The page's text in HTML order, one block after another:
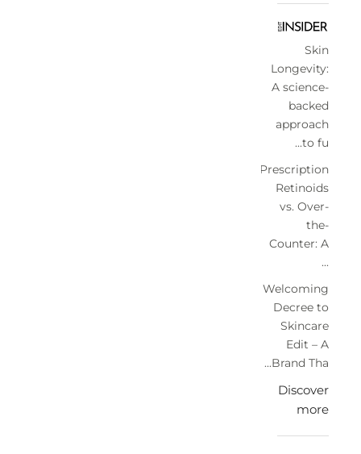
Skin
Longevity:
A science-
backed
approach
to fu...
Prescription
Retinoids
vs. Over-
the-
Counter: A
...
Welcoming
Decree to
Skincare
Edit – A
Brand Tha...
Discover
more